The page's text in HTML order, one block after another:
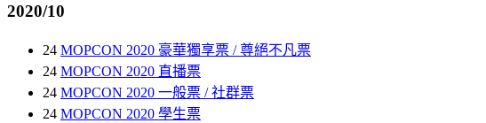
2020/10
24 MOPCON 2020 豪華獨享票 / 尊絕不凡票
24 MOPCON 2020 直播票
24 MOPCON 2020 一般票 / 社群票
24 MOPCON 2020 學生票